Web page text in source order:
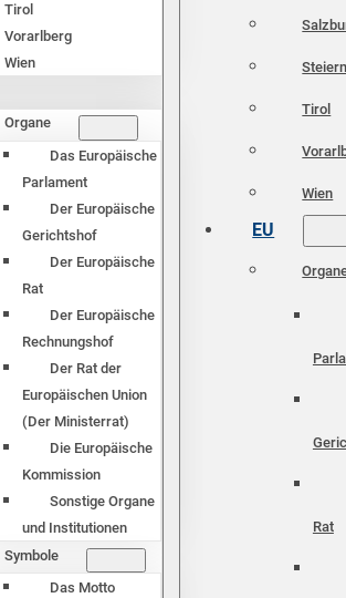
Tirol
Vorarlberg
Wien
Organe
Das Europäische
Parlament
Der Europäische
Gerichtshof
Der Europäische
Rat
Der Europäische
Rechnungshof
Der Rat der
Europäischen Union
(Der Ministerrat)
Die Europäische
Kommission
Sonstige Organe
und Institutionen
Symbole
Das Motto
Tirol
Wien
EU
Rat